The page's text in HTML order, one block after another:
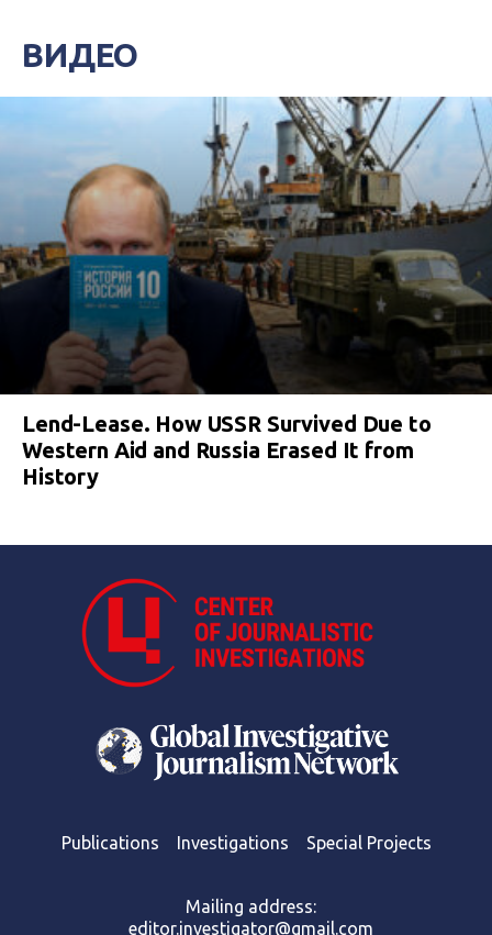
ВИДЕО
Lend-Lease. How USSR Survived Due to
Western Aid and Russia Erased It from
History
Publications Investigations Special Projects
Mailing address:
editor.investigator@gmail.com